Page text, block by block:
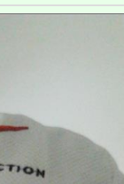
業人